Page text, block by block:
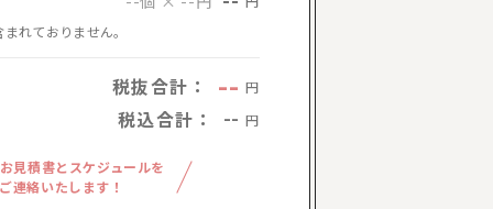
れておりません。
税抜合計： -- 円
税込合計： -- 円
見積書とスケジュールを
ご連絡いたします！